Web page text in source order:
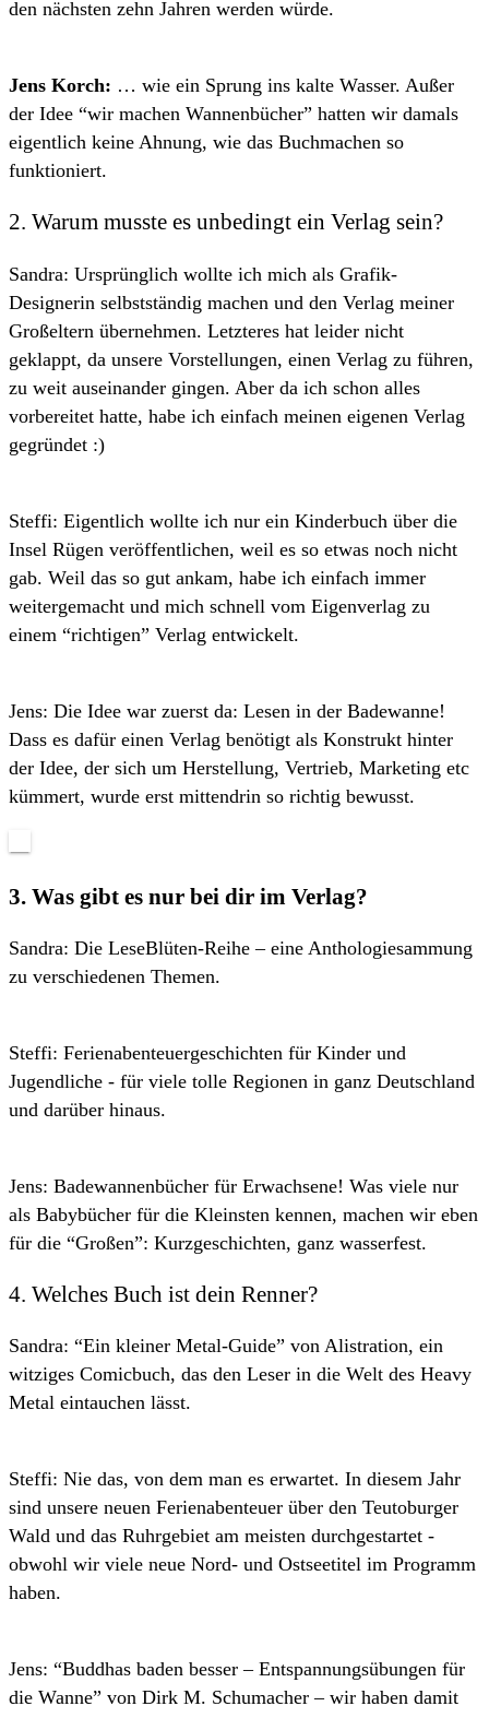
den nächsten zehn Jahren werden würde.
Jens Korch: … wie ein Sprung ins kalte Wasser. Außer
der Idee “wir machen Wannenbücher” hatten wir damals
eigentlich keine Ahnung, wie das Buchmachen so
funktioniert.
2. Warum musste es unbedingt ein Verlag sein?
Sandra: Ursprünglich wollte ich mich als Grafik-
Designerin selbstständig machen und den Verlag meiner
Großeltern übernehmen. Letzteres hat leider nicht
geklappt, da unsere Vorstellungen, einen Verlag zu führen,
zu weit auseinander gingen. Aber da ich schon alles
vorbereitet hatte, habe ich einfach meinen eigenen Verlag
gegründet :)
Steffi: Eigentlich wollte ich nur ein Kinderbuch über die
Insel Rügen veröffentlichen, weil es so etwas noch nicht
gab. Weil das so gut ankam, habe ich einfach immer
weitergemacht und mich schnell vom Eigenverlag zu
einem “richtigen” Verlag entwickelt.
Jens: Die Idee war zuerst da: Lesen in der Badewanne!
Dass es dafür einen Verlag benötigt als Konstrukt hinter
der Idee, der sich um Herstellung, Vertrieb, Marketing etc
kümmert, wurde erst mittendrin so richtig bewusst.
3. Was gibt es nur bei dir im Verlag?
Sandra: Die LeseBlüten-Reihe – eine Anthologiesammung
zu verschiedenen Themen.
Steffi: Ferienabenteuergeschichten für Kinder und
Jugendliche - für viele tolle Regionen in ganz Deutschland
und darüber hinaus.
Jens: Badewannenbücher für Erwachsene! Was viele nur
als Babybücher für die Kleinsten kennen, machen wir eben
für die “Großen”: Kurzgeschichten, ganz wasserfest.
4. Welches Buch ist dein Renner?
Sandra: “Ein kleiner Metal-Guide” von Alistration, ein
witziges Comicbuch, das den Leser in die Welt des Heavy
Metal eintauchen lässt.
Steffi: Nie das, von dem man es erwartet. In diesem Jahr
sind unsere neuen Ferienabenteuer über den Teutoburger
Wald und das Ruhrgebiet am meisten durchgestartet -
obwohl wir viele neue Nord- und Ostseetitel im Programm
haben.
Jens: “Buddhas baden besser – Entspannungsübungen für
die Wanne” von Dirk M. Schumacher – wir haben damit